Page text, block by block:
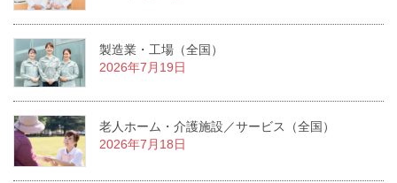
製造業・工場（全国）
2026年7月19日
老人ホーム・介護施設／サービス（全国）
2026年7月18日